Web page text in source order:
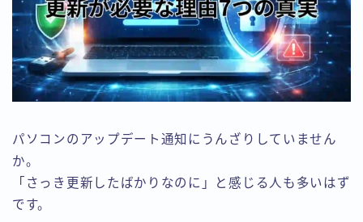
プライバシーポリシー
プロフィール
メニュー
利用規約／特定商取引法に基づく表記
有料記事の決済完了ページ
パソコンのアップデート通知にうんざりしていません
か。
「さっき更新したばかりなのに」と感じる人も多いはず
です。